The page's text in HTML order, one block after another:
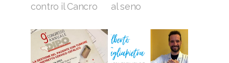
contro il Cancro
al seno